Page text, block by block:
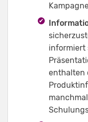
informiert
enthalten